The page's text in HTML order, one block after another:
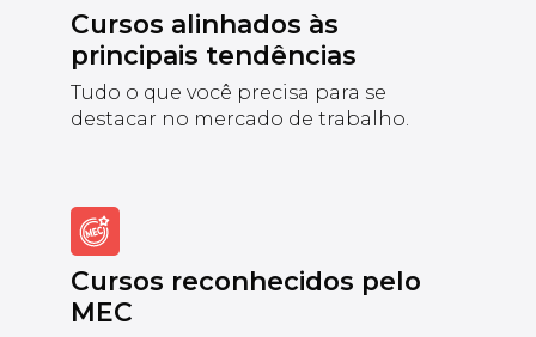
Cursos alinhados às
principais tendências
Tudo o que você precisa para se
destacar no mercado de trabalho.
Cursos reconhecidos pelo
MEC